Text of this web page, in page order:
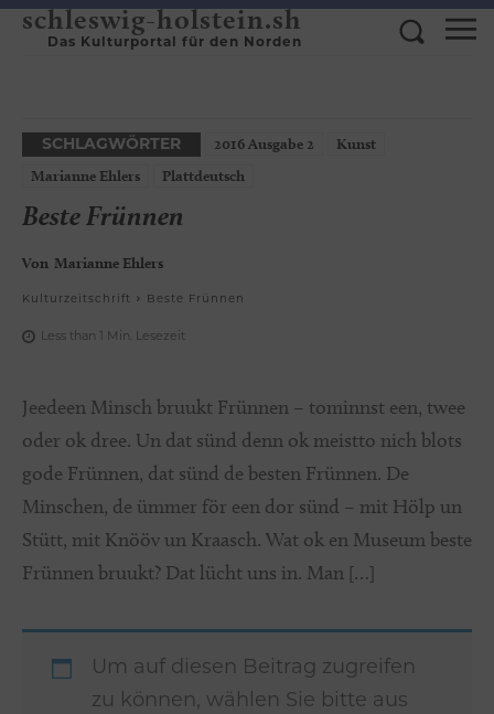
schleswig-holstein.sh
Das Kulturportal für den Norden
SCHLAGWÖRTER 2016 Ausgabe 2
Kunst
Marianne Ehlers
Plattdeutsch
Beste Frünnen
Von Marianne Ehlers
Kulturzeitschrift Beste Frünnen
Less than 1 Min. Lesezeit
Jeedeen Minsch bruukt Frünnen – tominnst een, twee
oder ok dree. Un dat sünd denn ok meistto nich blots
gode Frünnen, dat sünd de besten Frünnen. De
Minschen, de ümmer för een dor sünd – mit Hölp un
Stütt, mit Knööv un Kraasch. Wat ok en Museum beste
Frünnen bruukt? Dat lücht uns in. Man […]
Um auf diesen Beitrag zugreifen
zu können, wählen Sie bitte aus